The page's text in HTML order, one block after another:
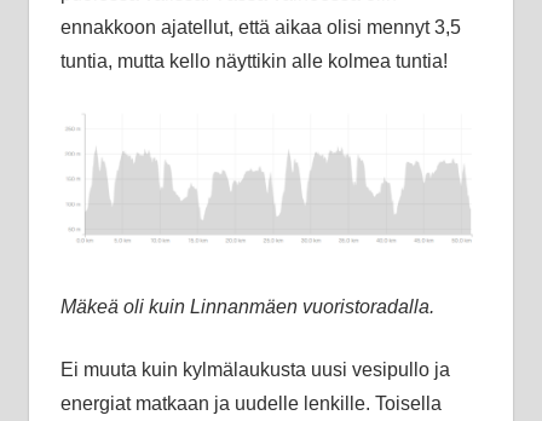
ennakkoon ajatellut, että aikaa olisi mennyt 3,5
tuntia, mutta kello näyttikin alle kolmea tuntia!
Mäkeä oli kuin Linnanmäen vuoristoradalla.
Ei muuta kuin kylmälaukusta uusi vesipullo ja
energiat matkaan ja uudelle lenkille. Toisella